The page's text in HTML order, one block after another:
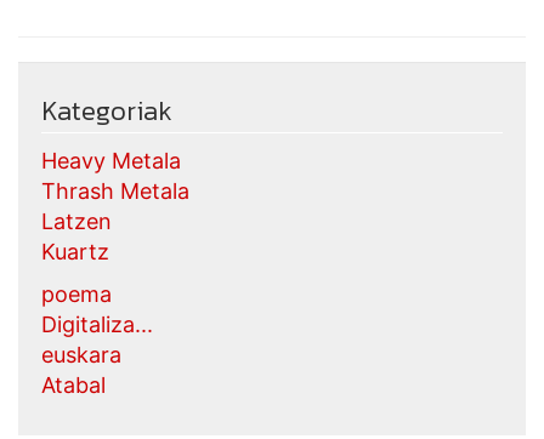
Kategoriak
Heavy Metala
Thrash Metala
Latzen
Kuartz
poema
Digitaliza...
euskara
Atabal